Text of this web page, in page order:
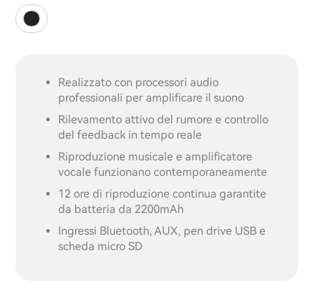
Realizzato con processori audio
professionali per amplificare il suono
Rilevamento attivo del rumore e controllo
del feedback in tempo reale
Riproduzione musicale e amplificatore
vocale funzionano contemporaneamente
12 ore di riproduzione continua garantite
da batteria da 2200mAh
Ingressi Bluetooth, AUX, pen drive USB e
scheda micro SD